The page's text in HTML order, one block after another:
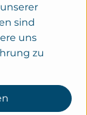
sind
uns
zu